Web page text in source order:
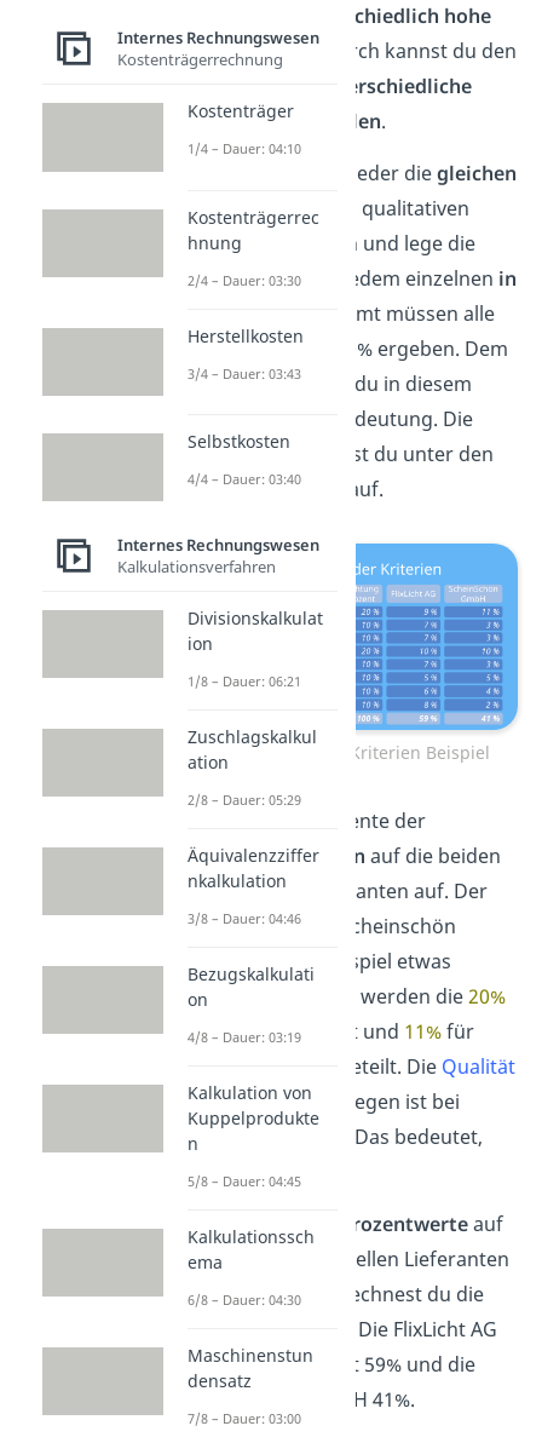
unterschiedlich hohe
Bedeutung. Dadurch kannst du den
unterschiedliche
Gewichtung zuteilen.
Betrachte dafür wieder diegleichen
Kriterienwie beim qualitativen
Angebotsvergleich und lege die
Gewichtung
von jedem einzelnen in
fest. Gesamt müssen alle
Prozentzahlen 100% ergeben. Dem
Bezugspreis gibst du in diesem
Beispiel 20% an Bedeutung. Die
restlichen 80% teilst du unter den
übrigen Kriterien auf.
Gewichtung der Kriterien Beispiel
Teile nun die Prozente der
einzelnen Kriterien auf die beiden
potenziellen Lieferanten auf. Der
Bezugspreisder Scheinschön
GmbH ist zum Beispiel etwas
niedriger. Deshalb werden die20%
auf 9%für FlixLicht und 11%für
ScheinSchön aufgeteilt. Die Qualität
der Produktehingegen ist bei
beiden gleich gut. Das bedeutet,
jeder erhält 10%
Hast du nun alle
Prozentwerteauf
die beiden potenziellen Lieferanten
aufgeteilt, dann rechnest du die
Werte zusammen. Die FlixLicht AG
erreicht insgesamt 59% und die
ScheinSchön GmbH 41%.
Internes Rechnungswesen
Kostenträgerrechnung
Kostenträger
1/4 – Dauer: 04:10
Kostenträgerrec
hnung
2/4 – Dauer: 03:30
Herstellkosten
3/4 – Dauer: 03:43
Selbstkosten
4/4 – Dauer: 03:40
Internes Rechnungswesen
Kalkulationsverfahren
Divisionskalkulat
ion
1/8 – Dauer: 06:21
Zuschlagskalkul
ation
2/8 – Dauer: 05:29
Äquivalenzziffer
nkalkulation
3/8 – Dauer: 04:46
Bezugskalkulati
on
4/8 – Dauer: 03:19
Kalkulation von
Kuppelprodukte
n
5/8 – Dauer: 04:45
Kalkulationssch
ema
6/8 – Dauer: 04:30
Maschinenstun
densatz
7/8 – Dauer: 03:00